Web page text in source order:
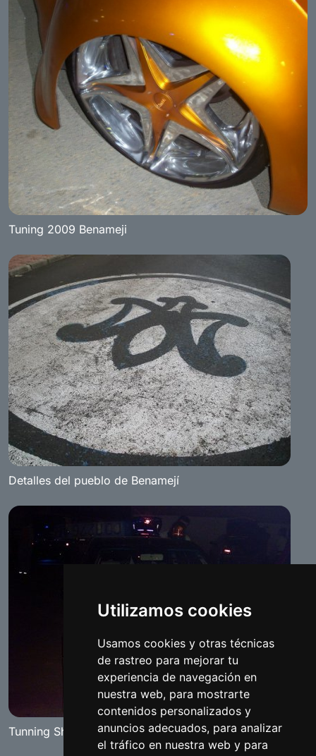
Utilizamos cookies
Usamos cookies y otras técnicas
de rastreo para mejorar tu
experiencia de navegación en
nuestra web, para mostrarte
contenidos personalizados y
anuncios adecuados, para analizar
el tráfico en nuestra web y para
Tuning 2009 Benameji
Detalles del pueblo de Benamejí
Tunning Show "The Red Diamand" Benameji 2007